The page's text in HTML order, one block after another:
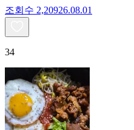
조회수 2,20926.08.01
34